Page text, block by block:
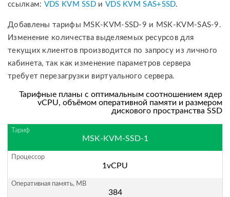
ссылкам: VDS KVM SSD и VDS KVM SAS+SSD.
Добавлены тарифы MSK-KVM-SSD-9 и MSK-KVM-SAS-9.
Изменение количества выделяемых ресурсов для
текущих клиентов производится по запросу из личного
кабинета, так как изменение параметров сервера
требует перезагрузки виртуального сервера.
Тарифные планы с оптимальным соотношением ядер
vCPU, объёмом оперативной памяти и размером
дискового пространства SSD
MSK-KVM-SSD-1
1vCPU
384